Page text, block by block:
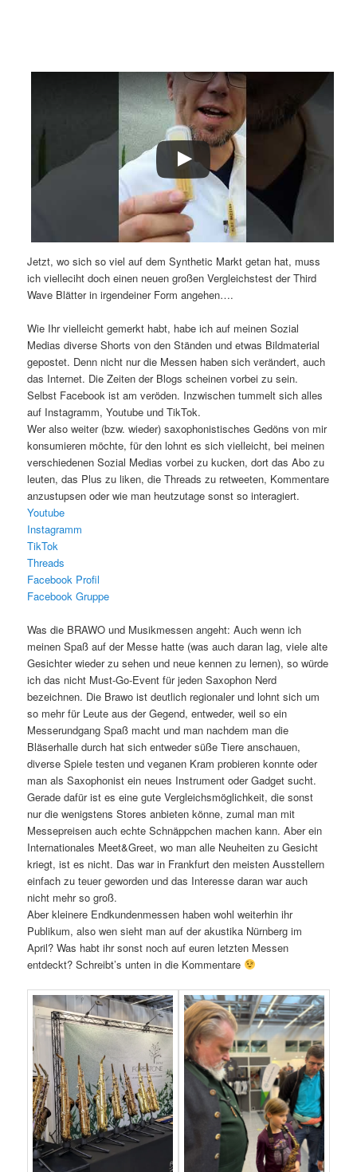
Jetzt, wo sich so viel auf dem Synthetic Markt getan hat, muss
ich vielleciht doch einen neuen großen Vergleichstest der Third
Wave Blätter in irgendeiner Form angehen….
Wie Ihr vielleicht gemerkt habt, habe ich auf meinen Sozial
Medias diverse Shorts von den Ständen und etwas Bildmaterial
gepostet. Denn nicht nur die Messen haben sich verändert, auch
das Internet. Die Zeiten der Blogs scheinen vorbei zu sein.
Selbst Facebook ist am veröden. Inzwischen tummelt sich alles
auf Instagramm, Youtube und TikTok.
Wer also weiter (bzw. wieder) saxophonistisches Gedöns von mir
konsumieren möchte, für den lohnt es sich vielleicht, bei meinen
verschiedenen Sozial Medias vorbei zu kucken, dort das Abo zu
leuten, das Plus zu liken, die Threads zu retweeten, Kommentare
anzustupsen oder wie man heutzutage sonst so interagiert.
Youtube
Instagramm
TikTok
Threads
Facebook Profil
Facebook Gruppe
Was die BRAWO und Musikmessen angeht: Auch wenn ich
meinen Spaß auf der Messe hatte (was auch daran lag, viele alte
Gesichter wieder zu sehen und neue kennen zu lernen), so würde
ich das nicht Must-Go-Event für jeden Saxophon Nerd
bezeichnen. Die Brawo ist deutlich regionaler und lohnt sich um
so mehr für Leute aus der Gegend, entweder, weil so ein
Messerundgang Spaß macht und man nachdem man die
Bläserhalle durch hat sich entweder süße Tiere anschauen,
diverse Spiele testen und veganen Kram probieren konnte oder
man als Saxophonist ein neues Instrument oder Gadget sucht.
Gerade dafür ist es eine gute Vergleichsmöglichkeit, die sonst
nur die wenigstens Stores anbieten könne, zumal man mit
Messepreisen auch echte Schnäppchen machen kann. Aber ein
Internationales Meet&Greet, wo man alle Neuheiten zu Gesicht
kriegt, ist es nicht. Das war in Frankfurt den meisten Ausstellern
einfach zu teuer geworden und das Interesse daran war auch
nicht mehr so groß.
Aber kleinere Endkundenmessen haben wohl weiterhin ihr
Publikum, also wen sieht man auf der akustika Nürnberg im
April? Was habt ihr sonst noch auf euren letzten Messen
entdeckt? Schreibt’s unten in die Kommentare